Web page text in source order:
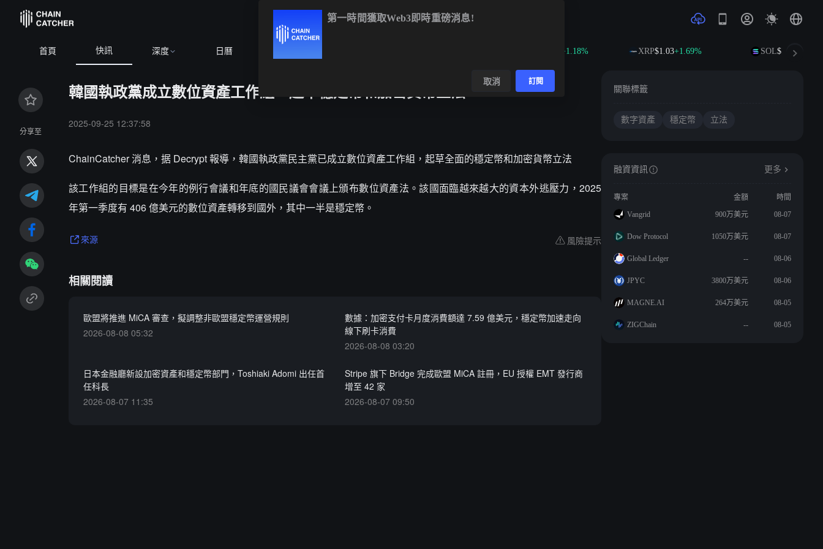
首頁 快訊 深度 日曆 +1.18% XRP$1.03+1.69% SOL$74.65+2.82%
分享至
韓國執政黨成立數位資產工作組，起草穩定幣和加密貨幣立法
2025-09-25 12:37:58
ChainCatcher 消息，据 Decrypt 報導，韓國執政黨民主黨已成立數位資產工作組，起草全面的穩定幣和加密貨幣立法
該工作組的目標是在今年的例行會議和年底的國民議會會議上頒布數位資產法。該國面臨越來越大的資本外逃壓力，2025
年第一季度有 406 億美元的數位資產轉移到國外，其中一半是穩定幣。
來源 風險提示
相關閱讀
歐盟將推進 MiCA 審查，擬調整非歐盟穩定幣運營規則
2026-08-08 05:32
數據：加密支付卡月度消費額達 7.59 億美元，穩定幣加速走向
線下刷卡消費
2026-08-08 03:20
日本金融廳新設加密資產和穩定幣部門，Toshiaki Adomi 出任首
任科長
2026-08-07 11:35
Stripe 旗下 Bridge 完成歐盟 MiCA 註冊，EU 授權 EMT 發行商
增至 42 家
2026-08-07 09:50
關聯標籤
數字資產 穩定幣 立法
融資資訊 更多
專案 金額
時間
Vangrid
900万美元 08-07
Dow Protocol 1050万美元 08-07
Global Ledger -- 08-06
JPYC 3800万美元 08-06
MAGNE.AI 264万美元 08-05
ZIGChain -- 08-05
第一時間獲取Web3即時重磅消息!
取消 訂閱